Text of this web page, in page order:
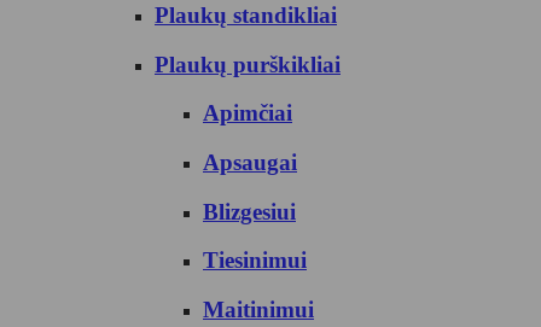
Plaukų standikliai
Plaukų purškikliai
Apimčiai
Apsaugai
Blizgesiui
Tiesinimui
Maitinimui